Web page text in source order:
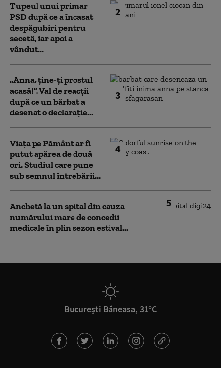
2
Tupeul unui primar
PSD după ce a încasat
despăgubiri pentru
secetă, iar apoi a
vândut...
3
„Anna, ţine-ţi prostul
acasă!”. Val de reacții
după ce un bărbat a
desenat o declarație...
4
Viața pe Pământ ar fi
putut apărea de două
ori. Studiul care pune
sub semnul întrebării...
5
Anchetă la un spital din cauza
numărului mare de concedii
medicale în plin sezon estival...
București Băneasa, 31°C